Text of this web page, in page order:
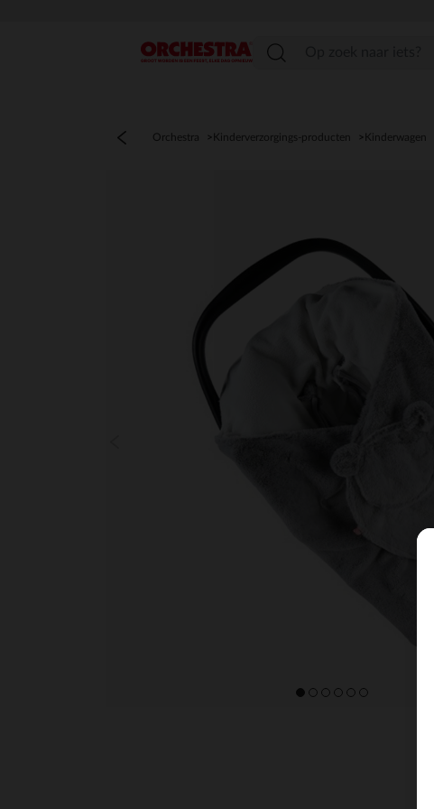
menu
Orchestra Kinderverzorgings-producten Kinderwagen